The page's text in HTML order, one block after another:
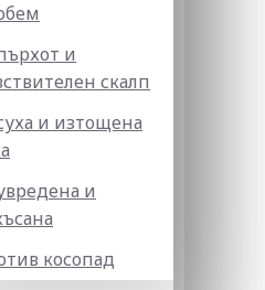
и
скалп
и изтощена
и
косопад